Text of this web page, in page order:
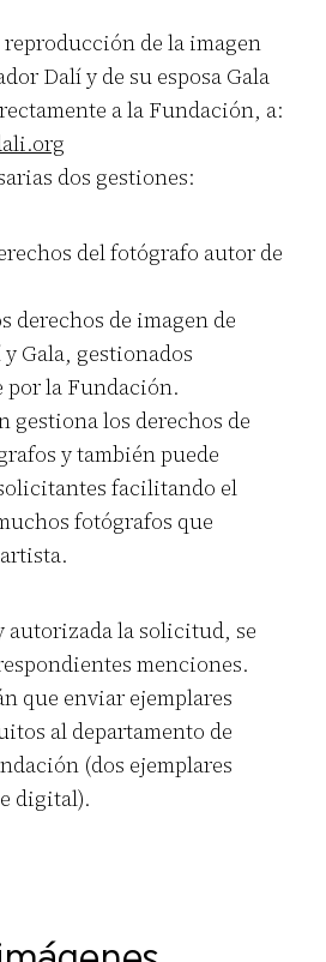
de la imagen
Dalí y de su esposa Gala
a la Fundación, a:
dos gestiones:
del fotógrafo autor de
derechos de imagen de
Gala, gestionados
por la Fundación.
gestiona los derechos de
y también puede
facilitando el
fotógrafos que
autorizada la solicitud, se
menciones.
que enviar ejemplares
al departamento de
(dos ejemplares
digital).